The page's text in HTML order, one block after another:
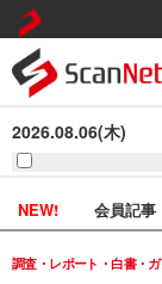
2026.08.06(木)
NEW! 会員記事
調査・レポート・白書・